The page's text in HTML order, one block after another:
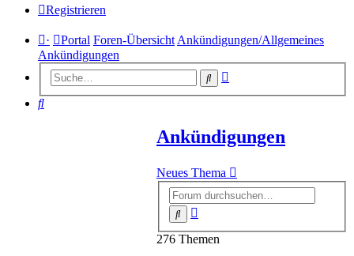
Registrieren
· Portal Foren-Übersicht Ankündigungen/Allgemeines
Ankündigungen
Suche
Suche
Ankündigungen
Neues Thema
Suche
276 Themen